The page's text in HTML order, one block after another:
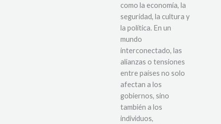
como la economía, la
seguridad, la cultura y
la política. En un
mundo
interconectado, las
alianzas o tensiones
entre países no solo
afectan a los
gobiernos, sino
también a los
individuos,